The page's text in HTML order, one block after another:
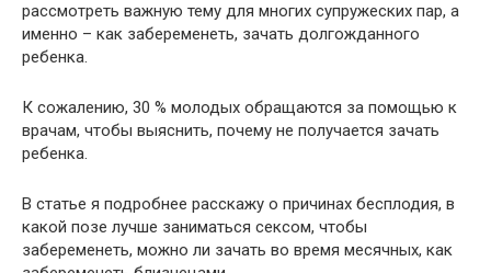
рассмотреть важную тему для многих супружеских пар, а
именно – как забеременеть, зачать долгожданного
ребенка.
К сожалению, 30 % молодых обращаются за помощью к
врачам, чтобы выяснить, почему не получается зачать
ребенка.
В статье я подробнее расскажу о причинах бесплодия, в
какой позе лучше заниматься сексом, чтобы
забеременеть, можно ли зачать во время месячных, как